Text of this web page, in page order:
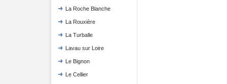
La Roche Blanche
La Rouxière
La Turballe
Lavau sur Loire
Le Bignon
Le Cellier